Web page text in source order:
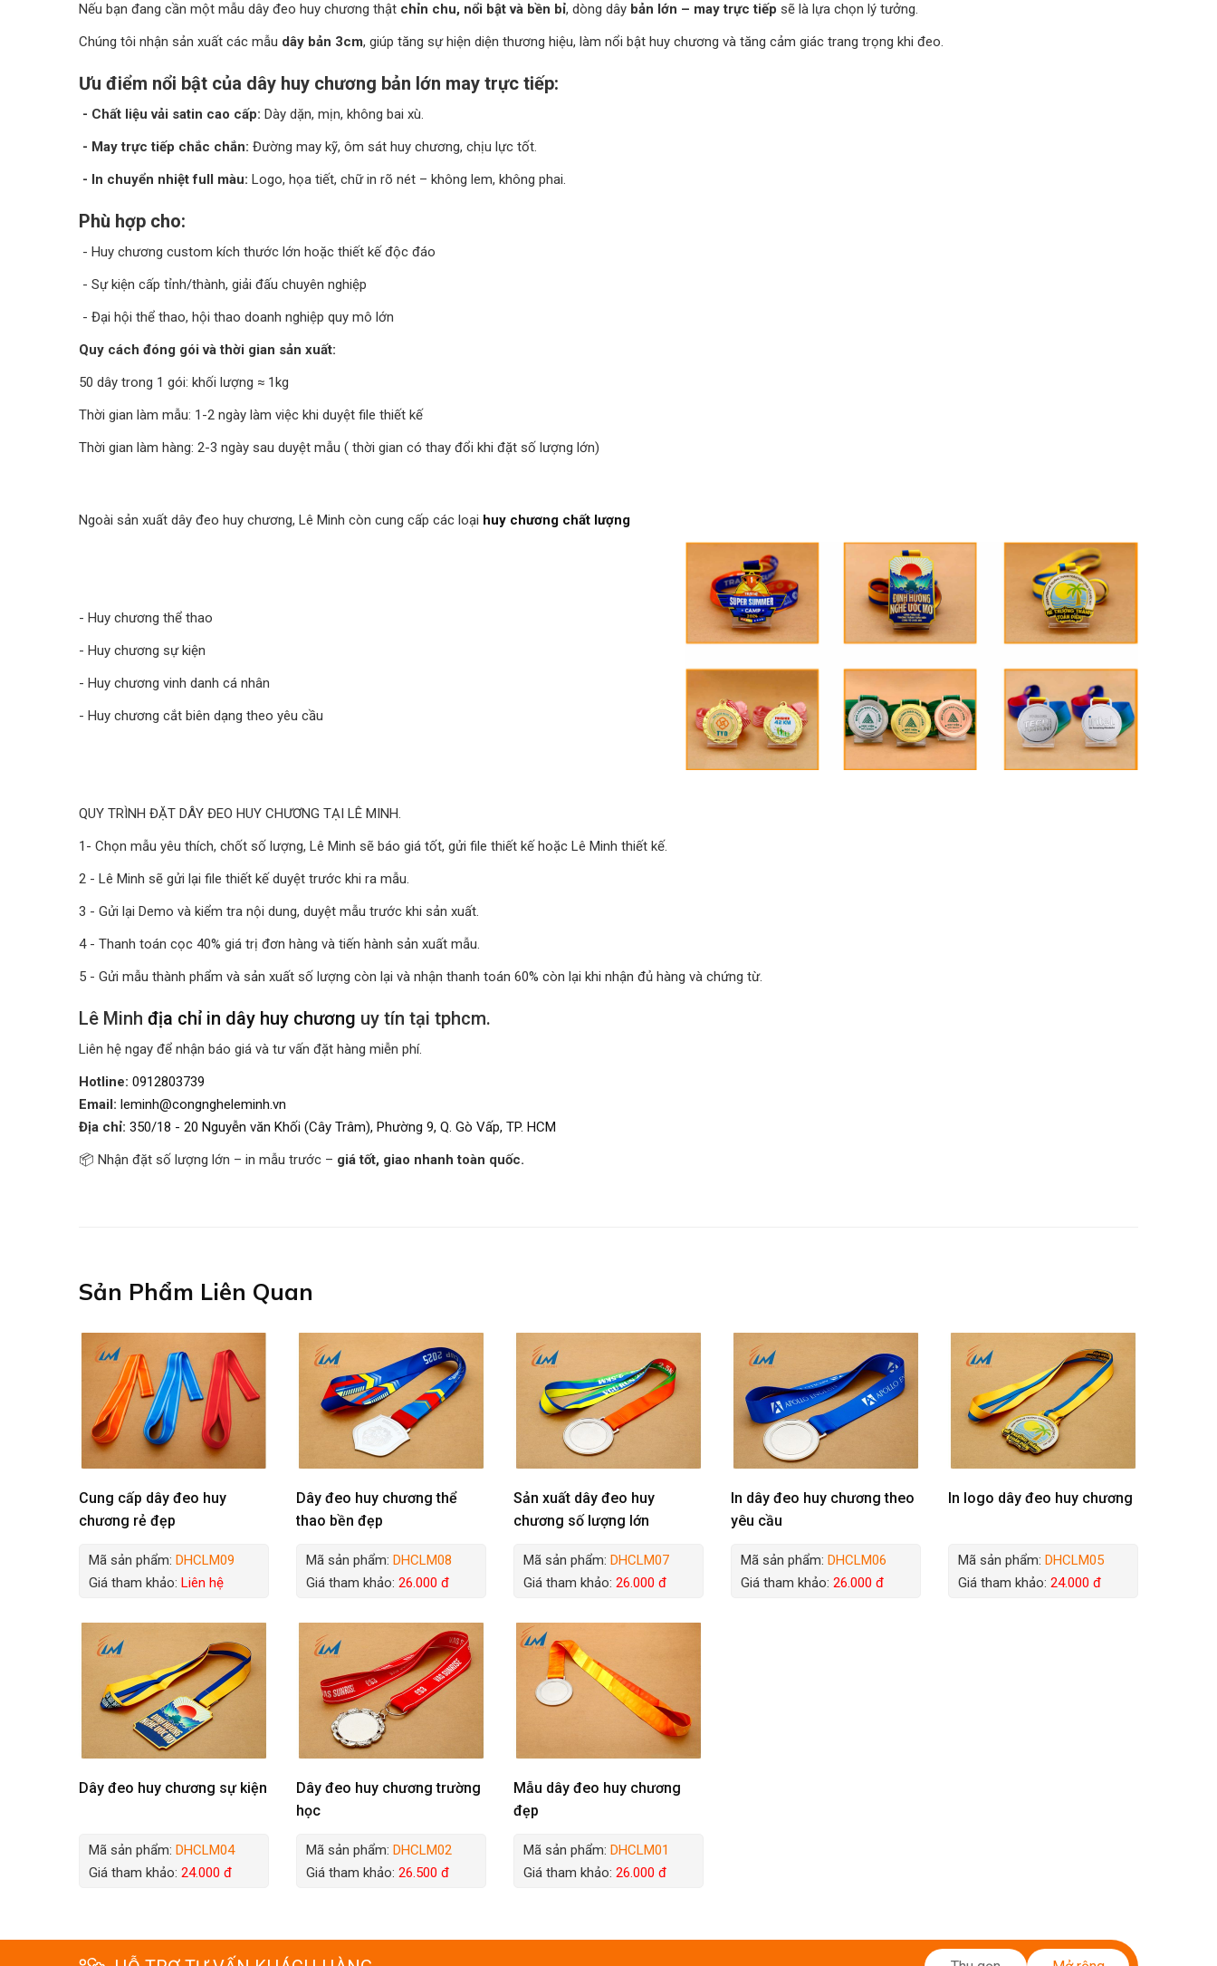
Nếu bạn đang cần một mẫu dây đeo huy chương thật chỉn chu, nổi bật và bền bỉ, dòng dây bản lớn – may trực tiếp sẽ là lựa chọn lý tưởng.
Chúng tôi nhận sản xuất các mẫu dây bản 3cm, giúp tăng sự hiện diện thương hiệu, làm nổi bật huy chương và tăng cảm giác trang trọng khi đeo.
Ưu điểm nổi bật của dây huy chương bản lớn may trực tiếp:
- Chất liệu vải satin cao cấp: Dày dặn, mịn, không bai xù.
- May trực tiếp chắc chắn: Đường may kỹ, ôm sát huy chương, chịu lực tốt.
- In chuyển nhiệt full màu: Logo, họa tiết, chữ in rõ nét – không lem, không phai.
Phù hợp cho:
- Huy chương custom kích thước lớn hoặc thiết kế độc đáo
- Sự kiện cấp tỉnh/thành, giải đấu chuyên nghiệp
- Đại hội thể thao, hội thao doanh nghiệp quy mô lớn
Quy cách đóng gói và thời gian sản xuất:
50 dây trong 1 gói: khối lượng ≈ 1kg
Thời gian làm mẫu: 1-2 ngày làm việc khi duyệt file thiết kế
Thời gian làm hàng: 2-3 ngày sau duyệt mẫu ( thời gian có thay đổi khi đặt số lượng lớn)
Ngoài sản xuất dây đeo huy chương, Lê Minh còn cung cấp các loại huy chương chất lượng
- Huy chương thể thao
- Huy chương sự kiện
- Huy chương vinh danh cá nhân
- Huy chương cắt biên dạng theo yêu cầu
QUY TRÌNH ĐẶT DÂY ĐEO HUY CHƯƠNG TẠI LÊ MINH.
1- Chọn mẫu yêu thích, chốt số lượng, Lê Minh sẽ báo giá tốt, gửi file thiết kế hoặc Lê Minh thiết kế.
2 - Lê Minh sẽ gửi lại file thiết kế duyệt trước khi ra mẫu.
3 - Gửi lại Demo và kiểm tra nội dung, duyệt mẫu trước khi sản xuất.
4 - Thanh toán cọc 40% giá trị đơn hàng và tiến hành sản xuất mẫu.
5 - Gửi mẫu thành phẩm và sản xuất số lượng còn lại và nhận thanh toán 60% còn lại khi nhận đủ hàng và chứng từ.
Lê Minh địa chỉ in dây huy chương uy tín tại tphcm.
Liên hệ ngay để nhận báo giá và tư vấn đặt hàng miễn phí.
Hotline: 0912803739
Email: leminh@congngheleminh.vn
Địa chỉ: 350/18 - 20 Nguyễn văn Khối (Cây Trâm), Phường 9, Q. Gò Vấp, TP. HCM
📦 Nhận đặt số lượng lớn – in mẫu trước – giá tốt, giao nhanh toàn quốc.
Sản Phẩm Liên Quan
Cung cấp dây đeo huy
chương rẻ đẹp
Mã sản phẩm: DHCLM09
Giá tham khảo: Liên hệ
Dây đeo huy chương thể
thao bền đẹp
Mã sản phẩm: DHCLM08
Giá tham khảo: 26.000 đ
Sản xuất dây đeo huy
chương số lượng lớn
Mã sản phẩm: DHCLM07
Giá tham khảo: 26.000 đ
In dây đeo huy chương theo
yêu cầu
Mã sản phẩm: DHCLM06
Giá tham khảo: 26.000 đ
In logo dây đeo huy chương
Mã sản phẩm: DHCLM05
Giá tham khảo: 24.000 đ
Dây đeo huy chương sự kiện
Mã sản phẩm: DHCLM04
Giá tham khảo: 24.000 đ
Dây đeo huy chương trường
học
Mã sản phẩm: DHCLM02
Giá tham khảo: 26.500 đ
Mẫu dây đeo huy chương
đẹp
Mã sản phẩm: DHCLM01
Giá tham khảo: 26.000 đ